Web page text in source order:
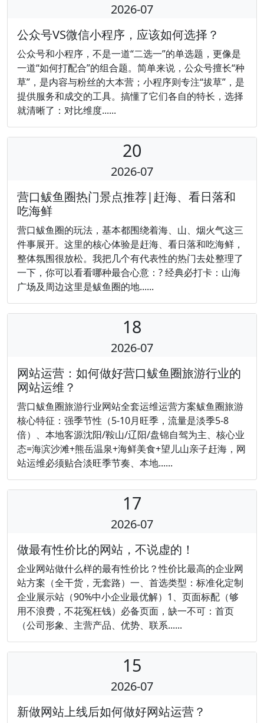
2026-07
公众号VS微信小程序，应该如何选择？
公众号和小程序，不是一道“二选一”的单选题，更像是
一道“如何打配合”的组合题。简单来说，公众号擅长“种
草”，是内容与粉丝的大本营；小程序则专注“拔草”，是
提供服务和成交的工具。搞懂了它们各自的特长，选择
就清晰了：对比维度......
20
2026-07
营口鲅鱼圈热门景点推荐|赶海、看日落和
吃海鲜
营口鲅鱼圈的玩法，基本都围绕着海、山、烟火气这三
件事展开。这里的核心体验是赶海、看日落和吃海鲜，
整体氛围很放松。我把几个有代表性的热门去处整理了
一下，你可以看看哪种最合心意：?️ 经典必打卡：山海
广场及周边这里是鲅鱼圈的地......
18
2026-07
网站运营：如何做好营口鲅鱼圈旅游行业的
网站运维？
营口鲅鱼圈旅游行业网站全套运维运营方案鲅鱼圈旅游
核心特征：强季节性（5-10月旺季，流量是淡季5-8
倍）、本地客源沈阳/鞍山/辽阳/盘锦自驾为主、核心业
态=海滨沙滩+熊岳温泉+海鲜美食+望儿山亲子赶海，网
站运维必须贴合淡旺季节奏、本地......
17
2026-07
做最有性价比的网站，不说虚的！
企业网站做什么样的最有性价比？性价比最高的企业网
站方案（全干货，无套路）一、首选类型：标准化定制
企业展示站（90%中小企业最优解）1、页面标配（够
用不浪费，不花冤枉钱）必备页面，缺一不可：首页
（公司形象、主营产品、优势、联系......
15
2026-07
新做网站上线后如何做好网站运营？